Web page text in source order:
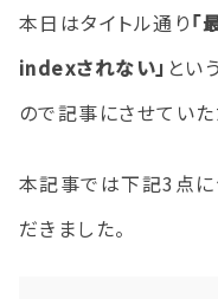
本日はタイトル通り「
indexされない」 とい
ので記事にさせていた
本記事では下記3点に
だきました。